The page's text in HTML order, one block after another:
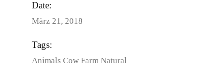
Date:
März 21, 2018
Tags:
Animals Cow Farm Natural